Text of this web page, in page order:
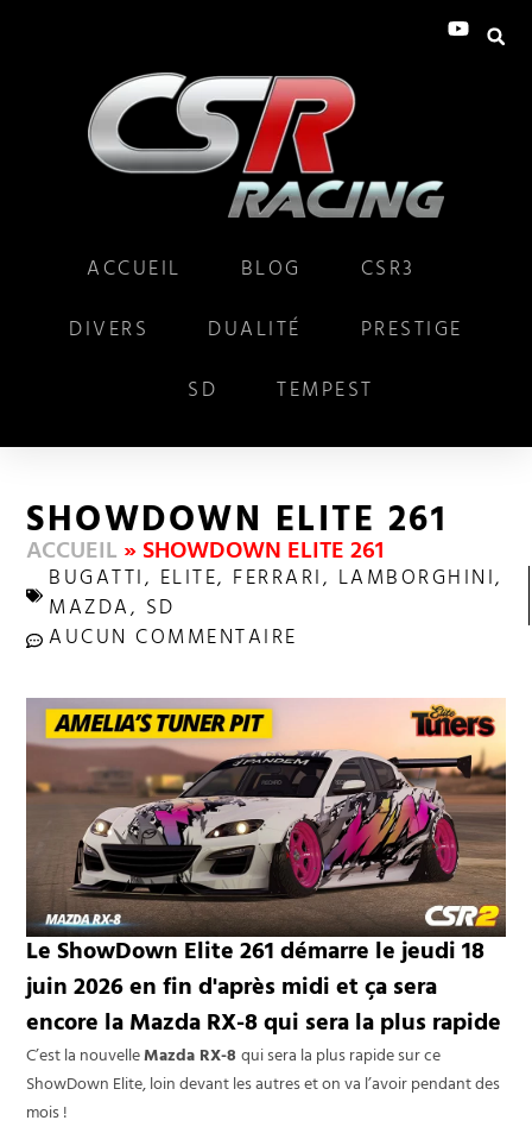
ACCUEIL BLOG
CSR3
DIVERS
DUALITÉ
PRESTIGE
SD
TEMPEST
SHOWDOWN ELITE 261
ACCUEIL»SHOWDOWN ELITE 261
BUGATTI, ELITE, FERRARI, LAMBORGHINI,
MAZDA, SD
AUCUN COMMENTAIRE
Le ShowDown Elite 261 démarre le jeudi 18
juin 2026 en fin d'après midi et ça sera
encore la Mazda RX-8 qui sera la plus rapide
C’est la nouvelleMazda RX-8qui sera la plus rapide sur ce
ShowDown Elite, loin devant les autres et on va l’avoir pendant des
mois !